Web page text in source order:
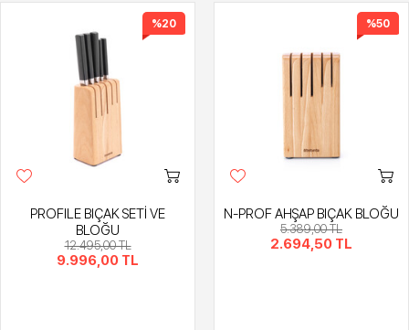
%20
PROFILE BIÇAK SETİ VE
BLOĞU
12.495,00 TL
9.996,00 TL
%50
N-PROF AHŞAP BIÇAK BLOĞU
5.389,00 TL
2.694,50 TL